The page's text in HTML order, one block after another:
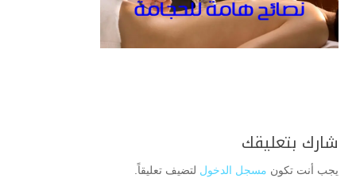
شارك بتعليقك
يجب أنت تكون مسجل الدخول لتضيف تعليقاً.